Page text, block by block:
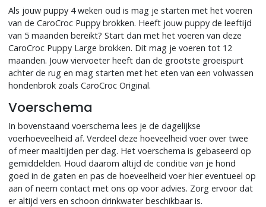
Als jouw puppy 4 weken oud is mag je starten met het voeren
van de CaroCroc Puppy brokken. Heeft jouw puppy de leeftijd
van 5 maanden bereikt? Start dan met het voeren van deze
CaroCroc Puppy Large brokken. Dit mag je voeren tot 12
maanden. Jouw viervoeter heeft dan de grootste groeispurt
achter de rug en mag starten met het eten van een volwassen
hondenbrok zoals CaroCroc Original.
Voerschema
In bovenstaand voerschema lees je de dagelijkse
voerhoeveelheid af. Verdeel deze hoeveelheid voer over twee
of meer maaltijden per dag. Het voerschema is gebaseerd op
gemiddelden. Houd daarom altijd de conditie van je hond
goed in de gaten en pas de hoeveelheid voer hier eventueel op
aan of neem contact met ons op voor advies. Zorg ervoor dat
er altijd vers en schoon drinkwater beschikbaar is.